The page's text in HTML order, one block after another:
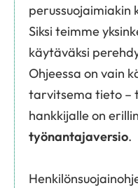
perussuojaimiakin
Siksi teimme
käytäväksi
Ohjeessa on vain
tarvitsema tieto –
hankkijalle on
työnantajaversio.